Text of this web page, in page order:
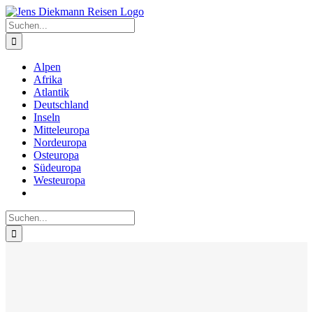
Zum
Inhalt
springen
Suche
nach:
Alpen
Afrika
Atlantik
Deutschland
Inseln
Mitteleuropa
Nordeuropa
Osteuropa
Südeuropa
Westeuropa
Suche
nach: